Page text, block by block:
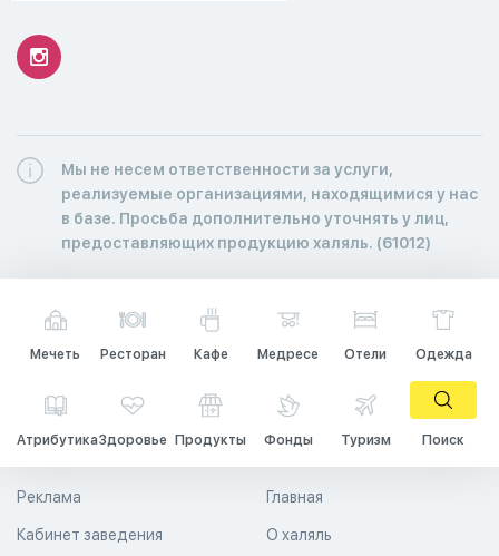
Мы не несем ответственности за услуги,
реализуемые организациями, находящимися у нас
в базе. Просьба дополнительно уточнять у лиц,
предоставляющих продукцию халяль. (61012)
Мечеть Ресторан Кафе Медресе Отели Одежда
АтрибутикаЗдоровье Продукты Фонды Туризм Поиск
Главная
О халяль
Реклама
Кабинет заведения